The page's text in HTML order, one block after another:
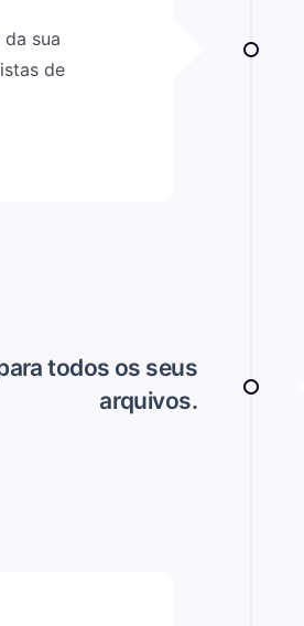
sua
de
todos os seus
arquivos.